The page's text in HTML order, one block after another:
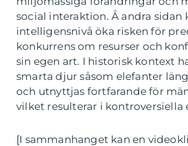
social interaktion. Å andra sidan
intelligensnivå öka risken för
konkurrens om resurser och
sin egen art. I historisk kontext
smarta djur såsom elefanter
och utnyttjas fortfarande för
vilket resulterar i kontroversiella
[I sammanhanget kan en